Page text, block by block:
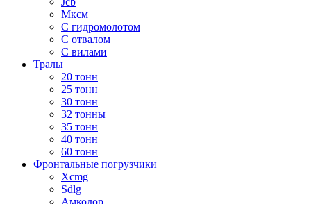
Мксм
С гидромолотом
С отвалом
С вилами
Тралы
20 тонн
25 тонн
30 тонн
32 тонны
35 тонн
40 тонн
60 тонн
Фронтальные погрузчики
Xcmg
Sdlg
Амкодор